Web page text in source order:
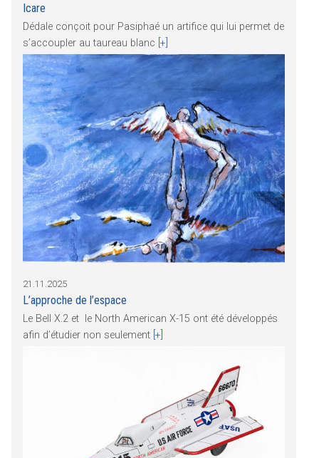
Icare
Dédale conçoit pour Pasiphaé un artifice qui lui permet de
s’accoupler au taureau blanc [+]
21.11.2025
L’approche de l’espace
Le Bell X.2 et le North American X-15 ont été développés
afin d’étudier non seulement [+]